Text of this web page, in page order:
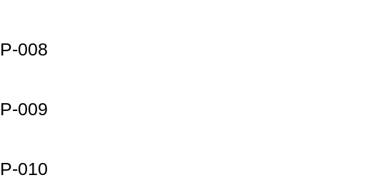
P-008
P-009
P-010